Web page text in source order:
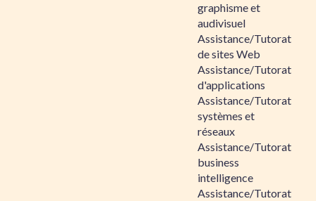
graphisme et
audivisuel
Assistance/Tutorat
de sites Web
Assistance/Tutorat
d'applications
Assistance/Tutorat
systèmes et
réseaux
Assistance/Tutorat
business
intelligence
Assistance/Tutorat